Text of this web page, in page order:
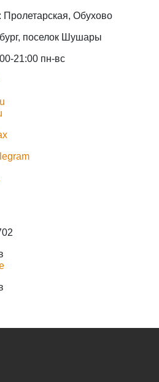
Обухово
поселок Шушары
21:00 пн-вс